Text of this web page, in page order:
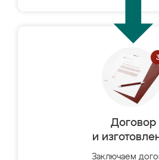
Договор
и
Заключаем